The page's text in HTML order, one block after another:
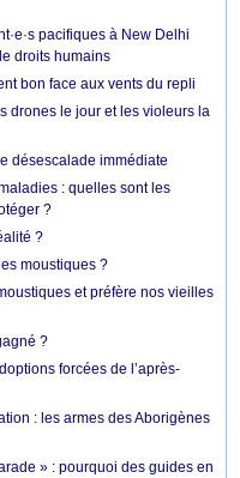
pacifiques à New Delhi
droits humains
bon face aux vents du repli
drones le jour et les violeurs la
désescalade immédiate
: quelles sont les
?
?
moustiques ?
et préfère nos vieilles
?
forcées de l’après-
: les armes des Aborigènes
» : pourquoi des guides en